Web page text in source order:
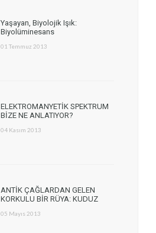
Yaşayan, Biyolojik Işık:
Biyolüminesans
01 Temmuz 2013
ELEKTROMANYETİK SPEKTRUM
BİZE NE ANLATIYOR?
04 Kasım 2013
ANTİK ÇAĞLARDAN GELEN
KORKULU BİR RÜYA: KUDUZ
05 Mayıs 2013